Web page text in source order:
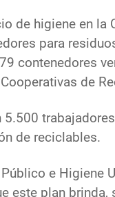
de higiene en
para
contenedores
de
5.500
de reciclables.
e Higiene
este plan